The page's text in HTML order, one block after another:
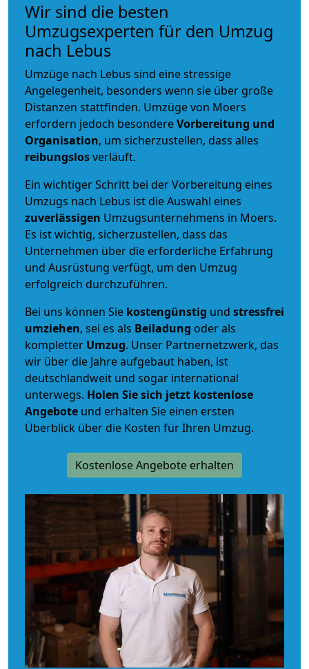
Wir sind die besten
Umzugsexperten für den Umzug
nach Lebus
Umzüge nach Lebus sind eine stressige
Angelegenheit, besonders wenn sie über große
Distanzen stattfinden. Umzüge von Moers
erfordern jedoch besondereVorbereitung und
Organisation, um sicherzustellen, dass alles
reibungslosverläuft.
Ein wichtiger Schritt bei der Vorbereitung eines
Umzugs nach Lebus ist die Auswahl eines
zuverlässigen Umzugsunternehmens in Moers.
Es ist wichtig, sicherzustellen, dass das
Unternehmen über die erforderliche Erfahrung
und Ausrüstung verfügt, um den Umzug
erfolgreich durchzuführen.
Bei uns können Sie kostengünstig und stressfrei
umziehen, sei es als Beiladung oder als
kompletter Umzug. Unser Partnernetzwerk, das
wir über die Jahre aufgebaut haben, ist
deutschlandweit und sogar international
unterwegs. Holen Sie sich jetzt kostenlose
Angebote und erhalten Sie einen ersten
Überblick über die Kosten für Ihren Umzug.
Kostenlose Angebote erhalten